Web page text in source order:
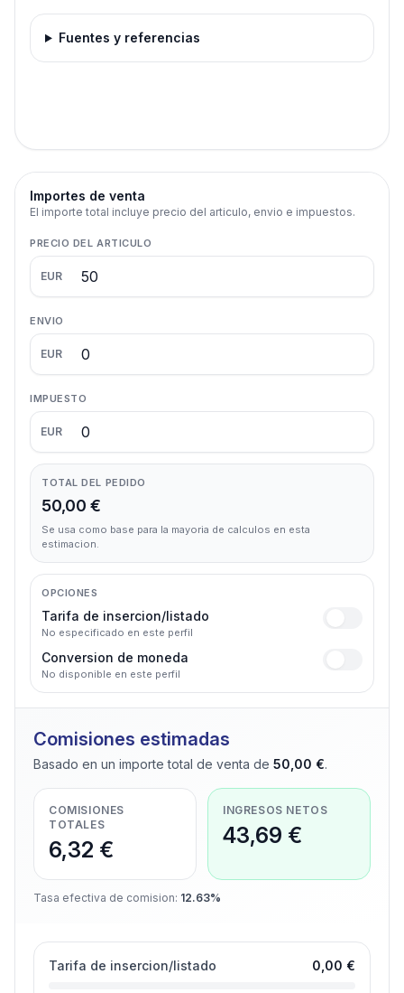
Fuentes y referencias
Importes de venta
El importe total incluye precio del articulo, envio e impuestos.
PRECIO DEL ARTICULO
EUR
ENVIO
EUR
IMPUESTO
EUR
TOTAL DEL PEDIDO
50,00 €
Se usa como base para la mayoria de calculos en esta
estimacion.
OPCIONES
Tarifa de insercion/listado
No especificado en este perfil
Conversion de moneda
No disponible en este perfil
Comisiones estimadas
Basado en un importe total de venta de 50,00 €.
COMISIONES
TOTALES
6,32 €
INGRESOS NETOS
43,69 €
Tasa efectiva de comision: 12.63%
Tarifa de insercion/listado 0,00 €